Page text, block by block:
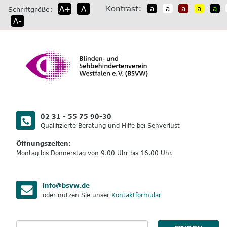
direkt
zum
Inhalt
Schriftgröße: A+
A
A-
Kontrast: a a a a a
02 31 - 55 75 90-30
Qualifizierte Beratung und Hilfe bei Sehverlust
Öffnungszeiten:
Montag bis Donnerstag von 9.00 Uhr bis 16.00 Uhr.
info@bsvw.de
oder nutzen Sie unser Kontaktformular